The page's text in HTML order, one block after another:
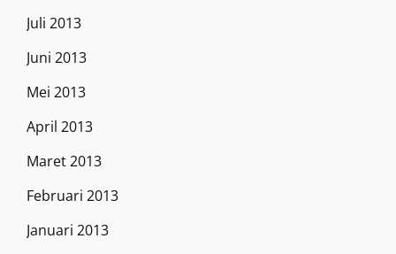
Juli 2013
Juni 2013
Mei 2013
April 2013
Maret 2013
Februari 2013
Januari 2013